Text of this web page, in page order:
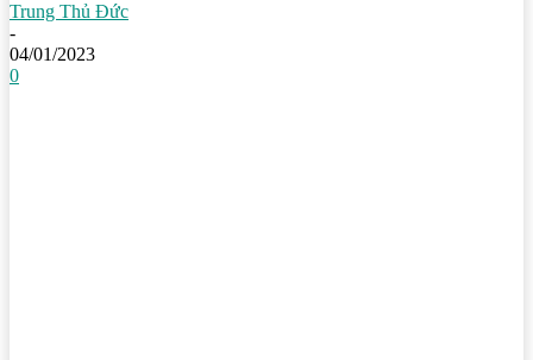
Trung Thủ Đức
-
04/01/2023
0